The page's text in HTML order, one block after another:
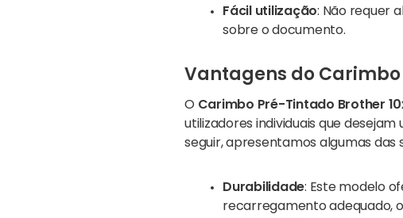
Fácil utilização: Não requer
sobre o documento.
Vantagens do
O Carimbo Pré-Tintado Brother
utilizadores individuais que
seguir, apresentamos algumas das
Durabilidade: Este modelo
recarregamento adequado,